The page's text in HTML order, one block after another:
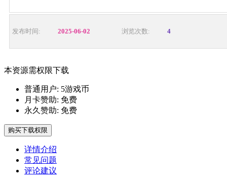
发布时间: 2025-06-02 浏览次数: 4
本资源需权限下载
普通用户: 5游戏币
月卡赞助: 免费
永久赞助: 免费
购买下载权限
详情介绍
常见问题
评论建议